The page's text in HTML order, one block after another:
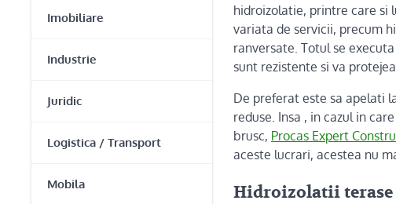
Imobiliare
Industrie
Juridic
Logistica / Transport
Mobila
hidroizolatie, printre care si
variata de servicii, precum
ranversate. Totul se
sunt rezistente si va
De preferat este sa apelati
reduse. Insa , in cazul in
brusc, Procas Expert
aceste lucrari, acestea nu
Hidroizolatii terase